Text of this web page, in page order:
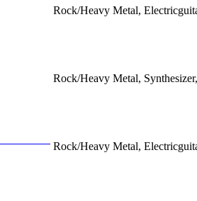
Rock/Heavy Metal,
Rock/Heavy Metal,
Rock/Heavy Metal,